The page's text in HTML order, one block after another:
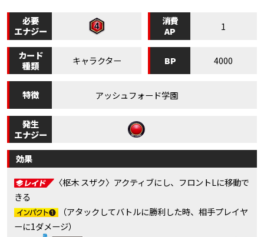
必要
エナジー
消費
AP
1
カード
種類
キャラクター BP 4000
特徴 アッシュフォード学園
発生
エナジー
効果
〈枢木 スザク〉アクティブにし、フロントLに移動で
きる
（アタックしてバトルに勝利した時、相手プレイヤ
ーに1ダメージ）